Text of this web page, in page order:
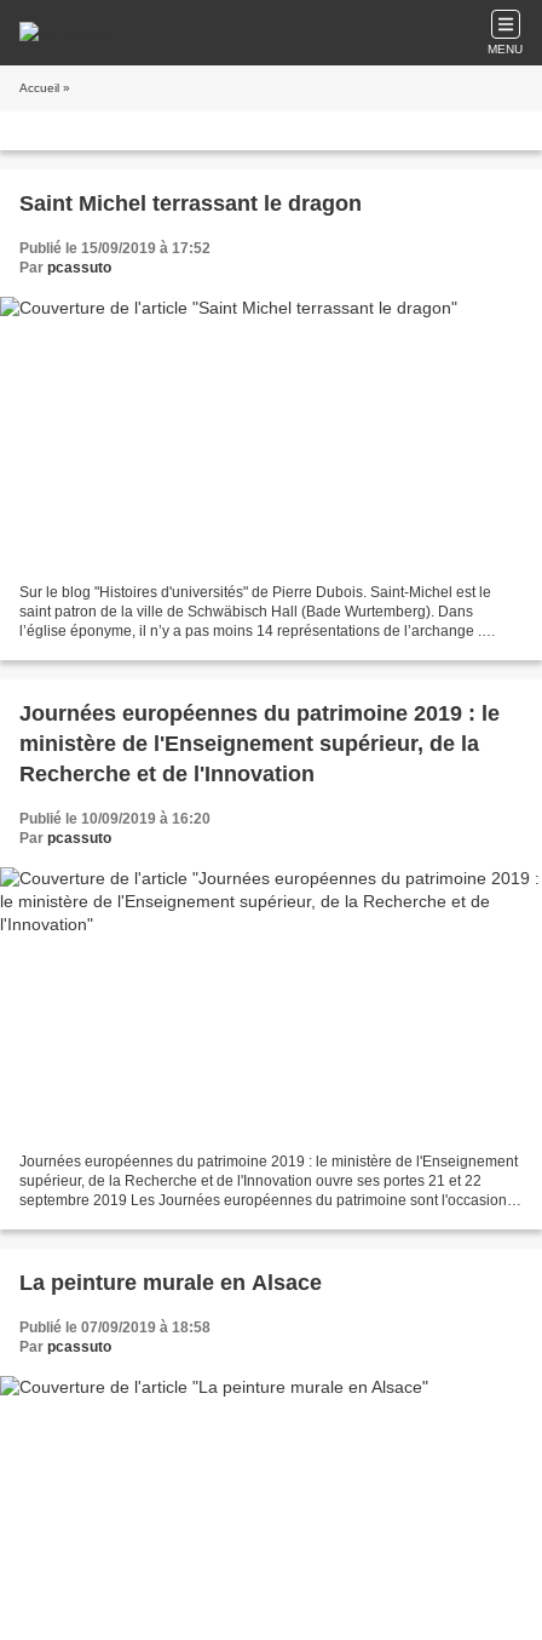
MENU
Accueil »
Saint Michel terrassant le dragon
Publié le 15/09/2019 à 17:52
Par pcassuto
Sur le blog "Histoires d'universités" de Pierre Dubois. Saint-Michel est le
saint patron de la ville de Schwäbisch Hall (Bade Wurtemberg). Dans
l’église éponyme, il n’y a pas moins 14 représentations de l’archange .
Journées européennes du patrimoine 2019 : le
ministère de l'Enseignement supérieur, de la
Recherche et de l'Innovation
Publié le 10/09/2019 à 16:20
Par pcassuto
Journées européennes du patrimoine 2019 : le ministère de l'Enseignement
supérieur, de la Recherche et de l'Innovation ouvre ses portes 21 et 22
septembre 2019 Les Journées européennes du patrimoine sont l'occasion
La peinture murale en Alsace
Publié le 07/09/2019 à 18:58
Par pcassuto